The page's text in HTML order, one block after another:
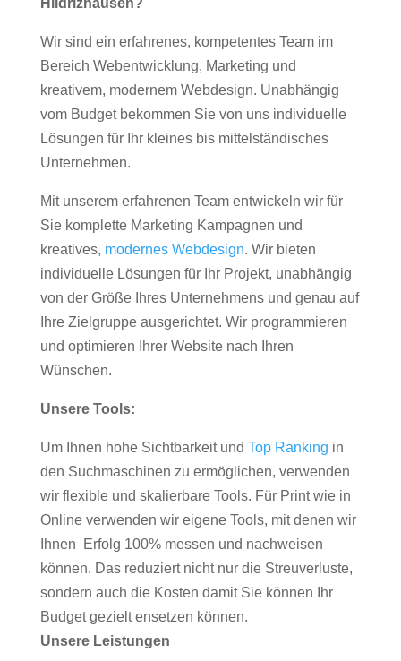
Hildrizhausen?
Wir sind ein erfahrenes, kompetentes Team im
Bereich Webentwicklung, Marketing und
kreativem, modernem Webdesign. Unabhängig
vom Budget bekommen Sie von uns individuelle
Lösungen für Ihr kleines bis mittelständisches
Unternehmen.
Mit unserem erfahrenen Team entwickeln wir für
Sie komplette Marketing Kampagnen und
kreatives, modernes Webdesign. Wir bieten
individuelle Lösungen für Ihr Projekt, unabhängig
von der Größe Ihres Unternehmens und genau auf
Ihre Zielgruppe ausgerichtet. Wir programmieren
und optimieren Ihrer Website nach Ihren
Wünschen.
Unsere Tools:
Um Ihnen hohe Sichtbarkeit und Top Ranking in
den Suchmaschinen zu ermöglichen, verwenden
wir flexible und skalierbare Tools. Für Print wie in
Online verwenden wir eigene Tools, mit denen wir
Ihnen Erfolg 100% messen und nachweisen
können. Das reduziert nicht nur die Streuverluste,
sondern auch die Kosten damit Sie können Ihr
Budget gezielt ensetzen können.
Unsere Leistungen